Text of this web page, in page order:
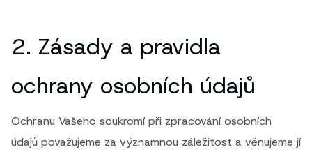
2. Zásady a pravidla
ochrany osobních údajů
Ochranu Vašeho soukromí při zpracování osobních
údajů považujeme za významnou záležitost a věnujeme jí